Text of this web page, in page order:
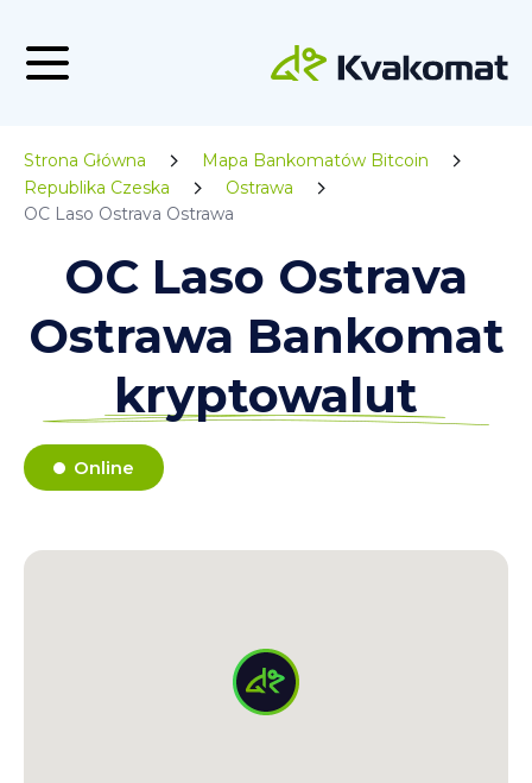
Strona Główna
Mapa Bankomatów Bitcoin
Republika Czeska
Ostrawa
OC Laso Ostrava Ostrawa
OC Laso Ostrava
Ostrawa Bankomat
kryptowalut
Online